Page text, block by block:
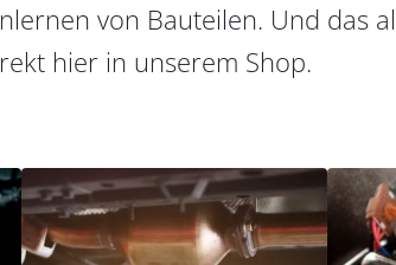
von Bauteilen. Und das
hier in unserem Shop.